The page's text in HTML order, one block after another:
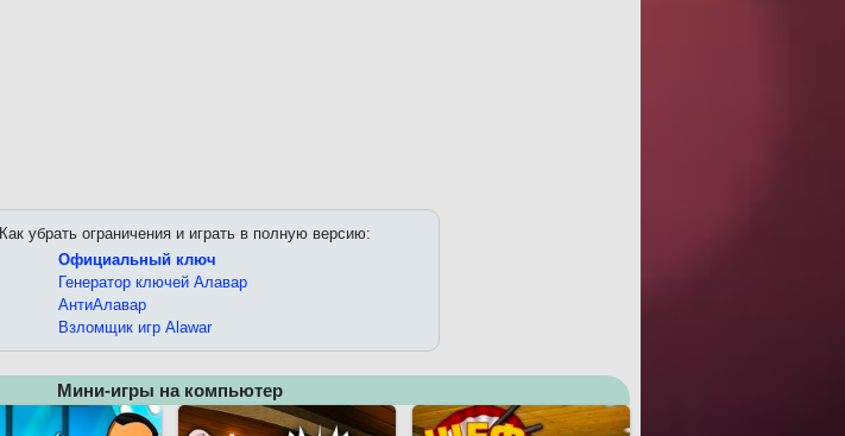
Как убрать ограничения и играть в полную версию:
Официальный ключ
Генератор ключей Алавар
АнтиАлавар
Взломщик игр Alawar
Мини-игры на компьютер